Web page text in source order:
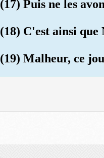
(17) Puis ne les
(18) C'est ainsi que
(19) Malheur, ce